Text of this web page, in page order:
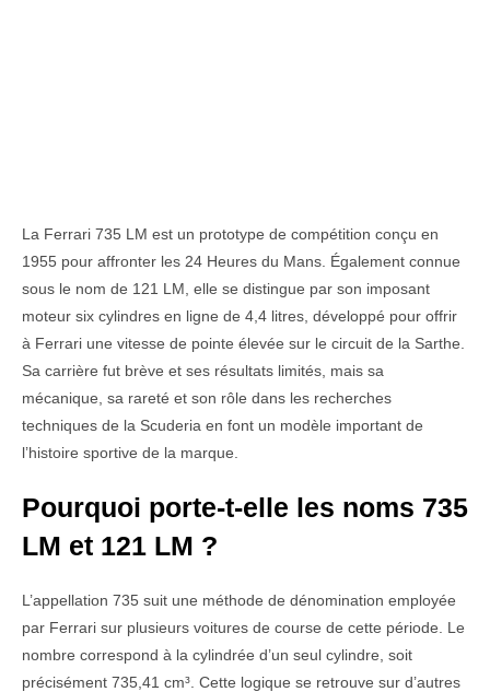
La Ferrari 735 LM est un prototype de compétition conçu en
1955 pour affronter les 24 Heures du Mans. Également connue
sous le nom de 121 LM, elle se distingue par son imposant
moteur six cylindres en ligne de 4,4 litres, développé pour offrir
à Ferrari une vitesse de pointe élevée sur le circuit de la Sarthe.
Sa carrière fut brève et ses résultats limités, mais sa
mécanique, sa rareté et son rôle dans les recherches
techniques de la Scuderia en font un modèle important de
l’histoire sportive de la marque.
Pourquoi porte-t-elle les noms 735
LM et 121 LM ?
L’appellation 735 suit une méthode de dénomination employée
par Ferrari sur plusieurs voitures de course de cette période. Le
nombre correspond à la cylindrée d’un seul cylindre, soit
précisément 735,41 cm³. Cette logique se retrouve sur d’autres